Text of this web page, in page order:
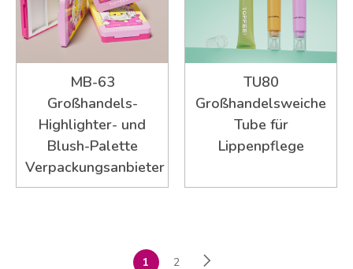
MB-63
Großhandels-
Highlighter- und
Blush-Palette
Verpackungsanbieter
TU80
Großhandelsweiche
Tube für
Lippenpflege
1 2